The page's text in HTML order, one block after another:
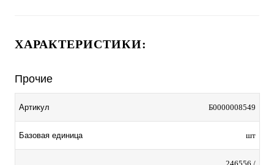
ХАРАКТЕРИСТИКИ:
Прочие
Артикул Б0000008549
Базовая единица шт